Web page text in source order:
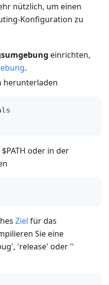
nützlich, um einen
Konfiguration zu
einrichten,
.
herunterladen
$PATH oder in der
Ziel für das
Sie eine
'release' oder ''